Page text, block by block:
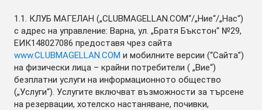
1.1. КЛУБ МАГЕЛАН („CLUBMAGELLAN.COM“/„Ние“/„Нас“)
с адрес на управление: Варна, ул. „Братя Бъкстон“ №29,
ЕИК148027086 предоставя чрез сайта
www.CLUBMAGELLAN.COM и мобилните версии (“Сайта”)
на физически лица – крайни потребители ( „Вие“)
безплатни услуги на информационното общество
(„Услуги“). Услугите включват възможности за търсене
на резервации, хотелско настаняване, почивки,